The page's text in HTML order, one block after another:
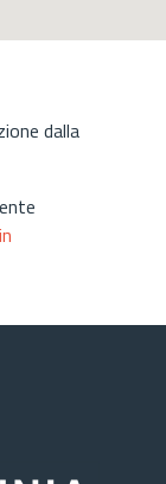
dalla